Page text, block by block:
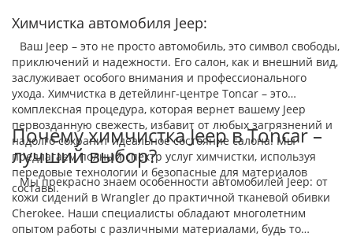
Химчистка автомобиля Jeep:
Ваш Jeep – это не просто автомобиль, это символ свободы,
приключений и надежности. Его салон, как и внешний вид,
заслуживает особого внимания и профессионального
ухода. Химчистка в детейлинг-центре Toncar – это
комплексная процедура, которая вернет вашему Jeep
первозданную свежесть, избавит от любых загрязнений и
надолго сохранит идеальное состояние салона. Мы
предлагаем полный спектр услуг химчистки, используя
передовые технологии и безопасные для материалов
составы.
Почему химчистка Jeep в Toncar –
лучший выбор?
Мы прекрасно знаем особенности автомобилей Jeep: от
кожи сидений в Wrangler до практичной тканевой обивки
Cherokee. Наши специалисты обладают многолетним
опытом работы с различными материалами, будь то